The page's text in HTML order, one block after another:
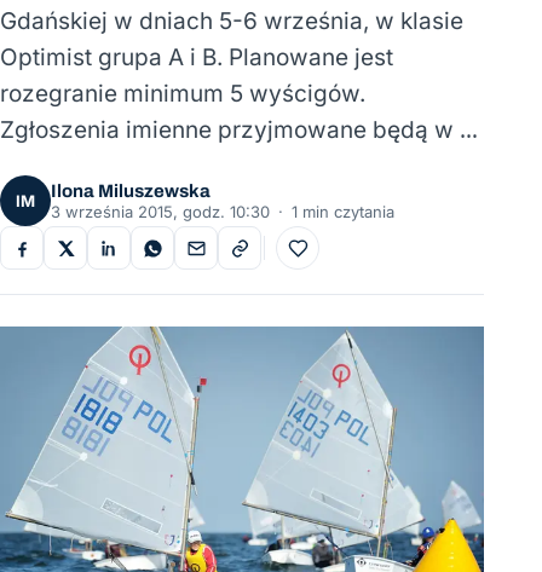
Gdańskiej w dniach 5-6 września, w klasie
Optimist grupa A i B. Planowane jest
rozegranie minimum 5 wyścigów.
Zgłoszenia imienne przyjmowane będą w …
IM
Ilona Miluszewska
3 września 2015, godz. 10:30 · 1 min czytania
Do ulubionych